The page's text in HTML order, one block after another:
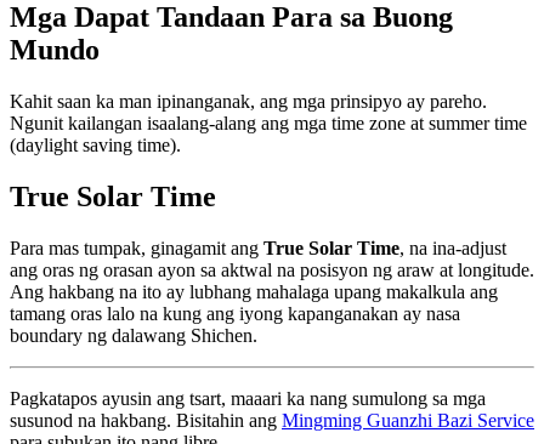
Mga Dapat Tandaan Para sa Buong
Mundo
Kahit saan ka man ipinanganak, ang mga prinsipyo ay pareho.
Ngunit kailangan isaalang-alang ang mga time zone at summer time
(daylight saving time).
True Solar Time
Para mas tumpak, ginagamit ang True Solar Time, na ina-adjust
ang oras ng orasan ayon sa aktwal na posisyon ng araw at longitude.
Ang hakbang na ito ay lubhang mahalaga upang makalkula ang
tamang oras lalo na kung ang iyong kapanganakan ay nasa
boundary ng dalawang Shichen.
Pagkatapos ayusin ang tsart, maaari ka nang sumulong sa mga
susunod na hakbang. Bisitahin ang Mingming Guanzhi Bazi Service